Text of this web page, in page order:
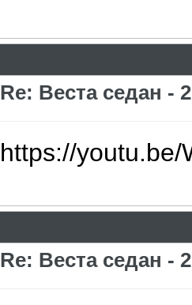
Re: Веста седан - 2
https://youtu.be/
Re: Веста седан - 2